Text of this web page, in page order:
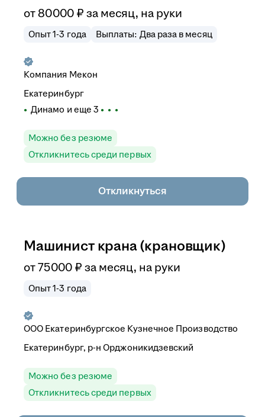
от80 000 ₽ за месяц, на руки
Опыт 1-3 года Выплаты: Два раза в месяц
Компания Мекон
Екатеринбург
Динамо и еще 3
Можно без резюме
Откликнитесь среди первых
Откликнуться
Машинист крана (крановщик)
от75 000 ₽ за месяц, на руки
Опыт 1-3 года
ООО Екатеринбургское Кузнечное Производство
Екатеринбург, р-н Орджоникидзевский
Можно без резюме
Откликнитесь среди первых